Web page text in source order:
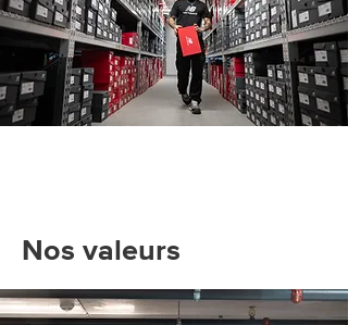
Nos valeurs